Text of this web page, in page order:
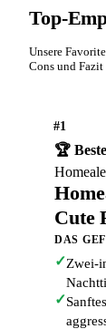
Top-
Unsere
Cons und
#1
🏆
Cute
DAS
✓Zwei-
✓